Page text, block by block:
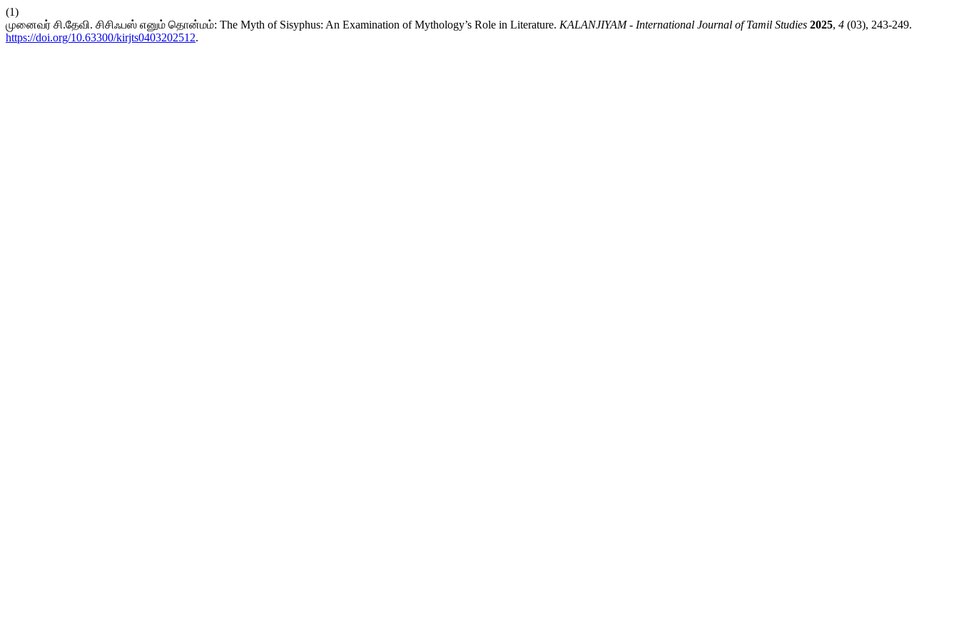
(1)
முனைவர் சி.தேவி. சிசிஃபஸ் எனும் தொன்மம்: The Myth of Sisyphus: An Examination of Mythology’s Role in Literature. KALANJIYAM - International Journal of Tamil Studies 2025, 4 (03), 243-249.
https://doi.org/10.63300/kirjts0403202512.